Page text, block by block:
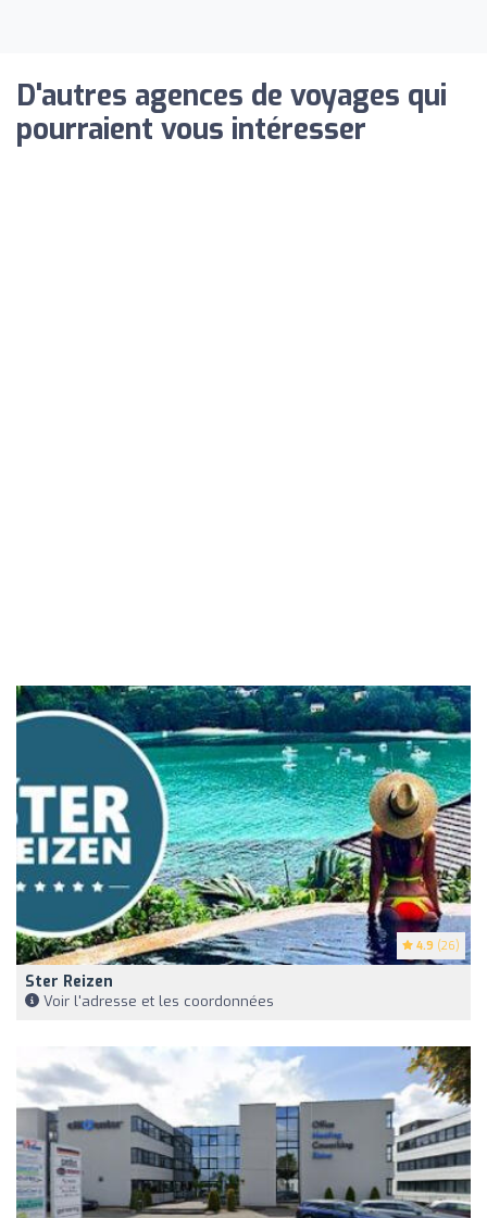
D'autres agences de voyages qui
pourraient vous intéresser
4.9 (26)
Ster Reizen
Voir l'adresse et les coordonnées